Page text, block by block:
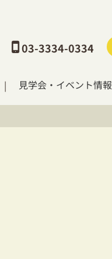
03-3334-0334
見学会・イベント情報